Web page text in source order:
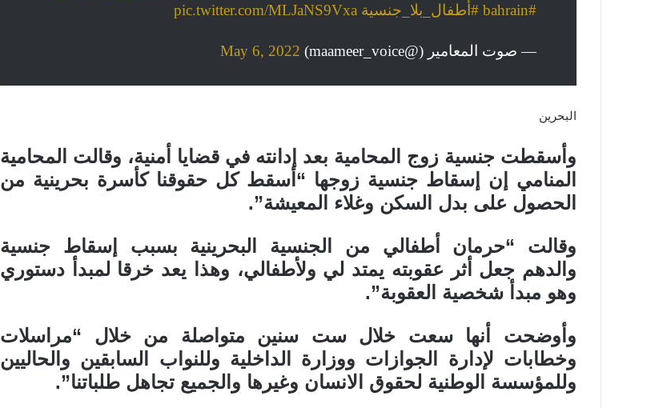
#bahrain
#أطفال_بلا_جنسية pic.twitter.com/MLJaNS9Vxa
— صوت المعامير (@maameer_voice) May 6, 2022
البحرين
وأسقطت جنسية زوج المحامية بعد إدانته في قضايا أمنية، وقالت المحامية
المنامي إن إسقاط جنسية زوجها “أسقط كل حقوقنا كأسرة بحرينية من
الحصول على بدل السكن وغلاء المعيشة”.
وقالت “حرمان أطفالي من الجنسية البحرينية بسبب إسقاط جنسية
والدهم جعل أثر عقوبته يمتد لي ولأطفالي، وهذا يعد خرقا لمبدأ دستوري
وهو مبدأ شخصية العقوبة”.
وأوضحت أنها سعت خلال ست سنين متواصلة من خلال “مراسلات
وخطابات لإدارة الجوازات ووزارة الداخلية وللنواب السابقين والحاليين
وللمؤسسة الوطنية لحقوق الانسان وغيرها والجميع تجاهل طلباتنا”.